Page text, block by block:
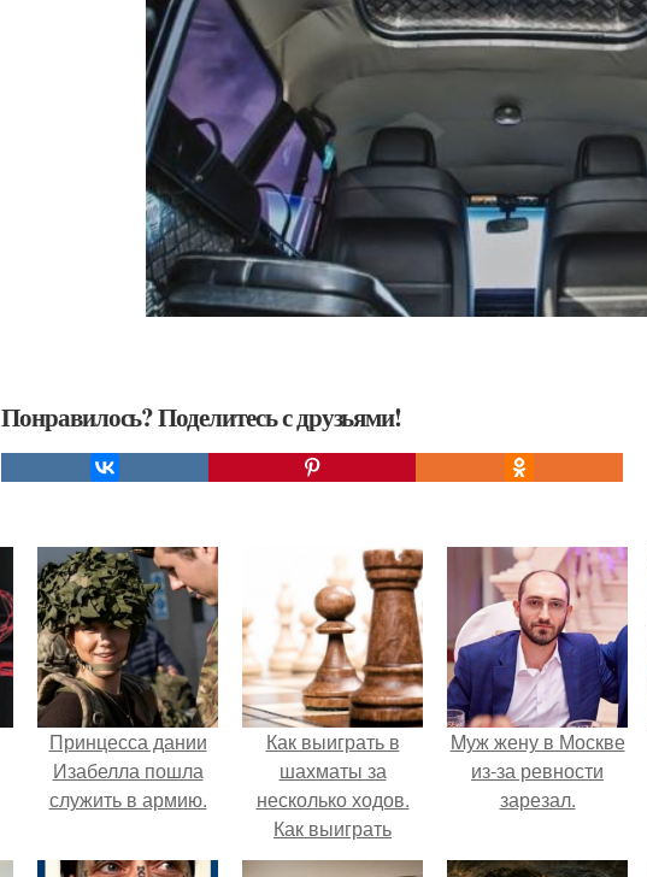
Понравилось? Поделитесь с друзьями!
Принцесса дании
Изабелла пошла
служить в армию.
Как выиграть в
шахматы за
несколько ходов.
Как выиграть
шахматную партию
Mуж жену в Москве
из-за ревности
зарезал.